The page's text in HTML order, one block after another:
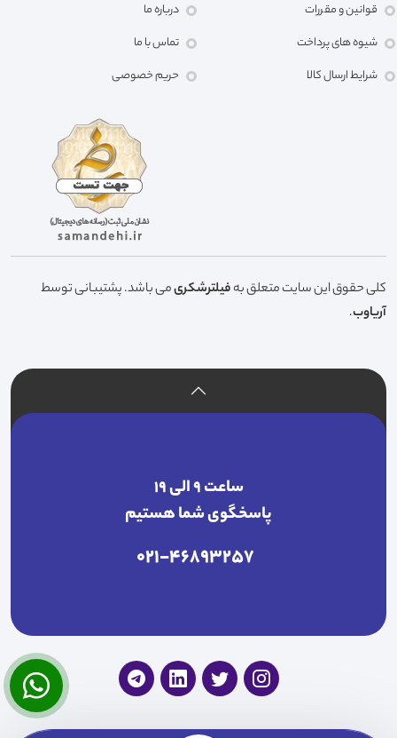
قوانین و مقررات
شیوه های پرداخت
شرایط ارسال کالا
درباره ما
تماس با ما
حریم خصوصی
کلی حقوق این سایت متعلق بهفیلترشکریمی باشد. پشتیبانی توسط
آریاوب.
ساعت ۹ الی ۱۹
پاسخگوی شما هستیم
021-46893257